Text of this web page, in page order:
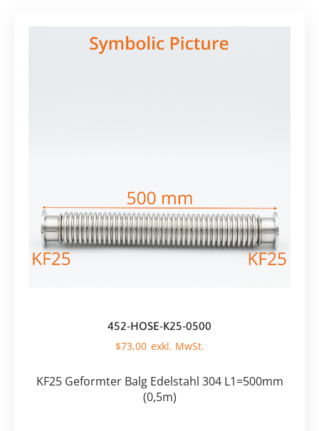
452-HOSE-K25-0500
$73,00
KF25 Geformter Balg Edelstahl 304 L1=500mm
(0,5m)